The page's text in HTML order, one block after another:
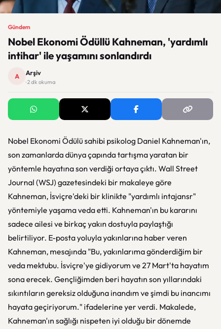
Gündem
Nobel Ekonomi Ödüllü Kahneman, 'yardımlı
intihar' ile yaşamını sonlandırdı
A Arşiv
· 2 dk okuma
Nobel Ekonomi Ödülü sahibi psikolog Daniel Kahneman'ın,
son zamanlarda dünya çapında tartışma yaratan bir
yöntemle hayatına son verdiği ortaya çıktı. Wall Street
Journal (WSJ) gazetesindeki bir makaleye göre
Kahneman, İsviçre'deki bir klinikte "yardımlı intajansr"
yöntemiyle yaşama veda etti. Kahneman'ın bu kararını
sadece ailesi ve birkaç yakın dostuyla paylaştığı
belirtiliyor. E-posta yoluyla yakınlarına haber veren
Kahneman, mesajında "Bu, yakınlarıma gönderdiğim bir
veda mektubu. İsviçre'ye gidiyorum ve 27 Mart'ta hayatım
sona erecek. Gençliğimden beri hayatın son yıllarındaki
sıkıntıların gereksiz olduğuna inandım ve şimdi bu inancımı
hayata geçiriyorum." ifadelerine yer verdi. Makalede,
Kahneman'ın sağlığı nispeten iyi olduğu bir dönemde